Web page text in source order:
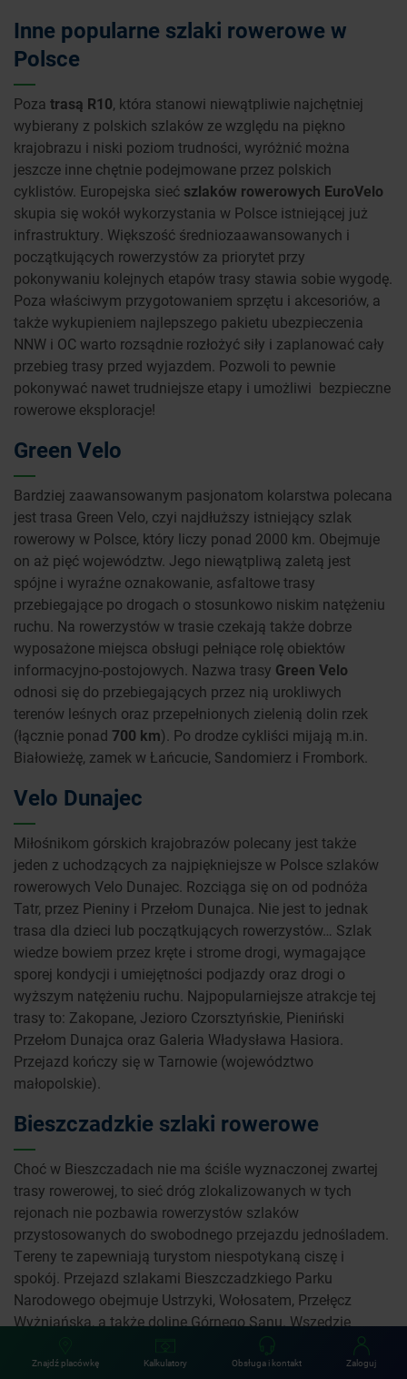
Inne popularne szlaki rowerowe w
Polsce
Poza trasą R10, która stanowi niewątpliwie najchętniej
wybierany z polskich szlaków ze względu na piękno
krajobrazu i niski poziom trudności, wyróżnić można
jeszcze inne chętnie podejmowane przez polskich
cyklistów. Europejska sieć szlaków rowerowych EuroVelo
skupia się wokół wykorzystania w Polsce istniejącej już
infrastruktury. Większość średniozaawansowanych i
początkujących rowerzystów za priorytet przy
pokonywaniu kolejnych etapów trasy stawia sobie wygodę.
Poza właściwym przygotowaniem sprzętu i akcesoriów, a
także wykupieniem najlepszego pakietu ubezpieczenia
NNW i OC warto rozsądnie rozłożyć siły i zaplanować cały
przebieg trasy przed wyjazdem. Pozwoli to pewnie
pokonywać nawet trudniejsze etapy i umożliwi bezpieczne
rowerowe eksploracje!
Green Velo
Bardziej zaawansowanym pasjonatom kolarstwa polecana
jest trasa Green Velo, czyi najdłuższy istniejący szlak
rowerowy w Polsce, który liczy ponad 2000 km. Obejmuje
on aż pięć województw. Jego niewątpliwą zaletą jest
spójne i wyraźne oznakowanie, asfaltowe trasy
przebiegające po drogach o stosunkowo niskim natężeniu
ruchu. Na rowerzystów w trasie czekają także dobrze
wyposażone miejsca obsługi pełniące rolę obiektów
informacyjno-postojowych. Nazwa trasy Green Velo
odnosi się do przebiegających przez nią urokliwych
terenów leśnych oraz przepełnionych zielenią dolin rzek
(łącznie ponad 700 km). Po drodze cykliści mijają m.in.
Białowieżę, zamek w Łańcucie, Sandomierz i Frombork.
Velo Dunajec
Miłośnikom górskich krajobrazów polecany jest także
jeden z uchodzących za najpiękniejsze w Polsce szlaków
rowerowych Velo Dunajec. Rozciąga się on od podnóża
Tatr, przez Pieniny i Przełom Dunajca. Nie jest to jednak
trasa dla dzieci lub początkujących rowerzystów… Szlak
wiedze bowiem przez kręte i strome drogi, wymagające
sporej kondycji i umiejętności podjazdy oraz drogi o
wyższym natężeniu ruchu. Najpopularniejsze atrakcje tej
trasy to: Zakopane, Jezioro Czorsztyńskie, Pieniński
Przełom Dunajca oraz Galeria Władysława Hasiora.
Przejazd kończy się w Tarnowie (województwo
małopolskie).
Bieszczadzkie szlaki rowerowe
Choć w Bieszczadach nie ma ściśle wyznaczonej zwartej
trasy rowerowej, to sieć dróg zlokalizowanych w tych
rejonach nie pozbawia rowerzystów szlaków
przystosowanych do swobodnego przejazdu jednośladem.
Tereny te zapewniają turystom niespotykaną ciszę i
spokój. Przejazd szlakami Bieszczadzkiego Parku
Narodowego obejmuje Ustrzyki, Wołosatem, Przełęcz
Wyżniańską, a także dolinę Górnego Sanu. Wszędzie
znajdują się parkingi dla rowerzystów. Najpopularniejsze
szlaki rowerowe odwiedzane przez pasjonatów górskich
Znajdź placówkę Kalkulatory Obsługa i kontakt Zaloguj